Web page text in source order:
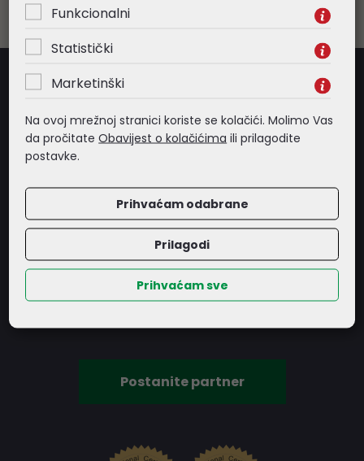
POSTANITE NAŠ PARTNER
LOST d.o.o. od samih početaka svojeg postojanja nastoji
održavati visoka načela profesionalnog rada, bilo u kvaliteti
svojih usluga, bilo u odnosu kojeg izgrađuje sa svojim
klijentima ili dobavljačima.
Postanite partner
Funkcionalni
Statistički
Marketinški
Na ovoj mrežnoj stranici koriste se kolačići. Molimo Vas
da pročitateObavijest o kolačićima ili prilagodite
postavke.
Prihvaćam odabrane
Prilagodi
Prihvaćam sve